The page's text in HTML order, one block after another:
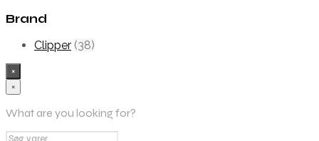
Brand
Clipper (38)
×
×
What are you looking for?